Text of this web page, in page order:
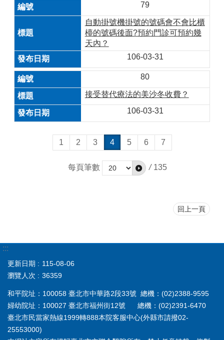
79
自動掛號機掛號的號碼會不會比櫃
檯的號碼後面?預約門診可預約幾
天內？
106-03-31
80
接受替代療法的美沙冬收費？
106-03-31
1 2 3 4 5 6 7
每頁筆數 / 135
回上一頁
:::
更新日期
115-08-06
瀏覽人次
36359
和平院址：100058 臺北市中華路2段33號 總機：(02)2388-9595
婦幼院址：100027 臺北市福州街12號 總機：(02)2391-6470
臺北市民當家熱線1999轉888本院客服中心(外縣市請撥02-
25553000)